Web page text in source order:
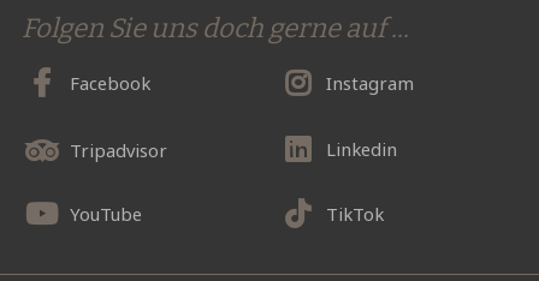
Folgen Sie uns doch gerne auf ...
Facebook Instagram
Tripadvisor Linkedin
YouTube TikTok